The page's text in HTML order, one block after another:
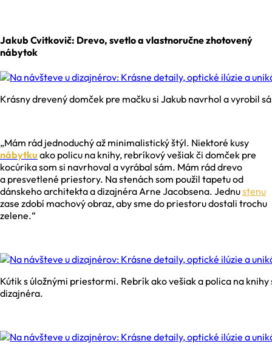
Jakub Cvitkovič: Drevo, svetlo a vlastnoručne zhotovený
nábytok
Krásny drevený domček pre mačku si Jakub navrhol a vyrobil
„Mám rád jednoduchý až minimalistický štýl. Niektoré kusy
nábytku ako policu na knihy, rebríkový vešiak či domček pre
kocúrika som si navrhoval a vyrábal sám. Mám rád drevo
a presvetlené priestory. Na stenách som použil tapetu od
dánskeho architekta a dizajnéra Arne Jacobsena. Jednustenu
zase zdobí machový obraz, aby sme do priestoru dostali trochu
zelene.“
Kútik s úložnými priestormi. Rebrík ako vešiak a polica na knihy
dizajnéra.